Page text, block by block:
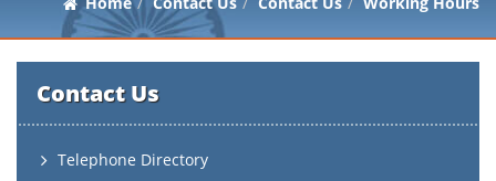
Contact Us
Telephone Directory